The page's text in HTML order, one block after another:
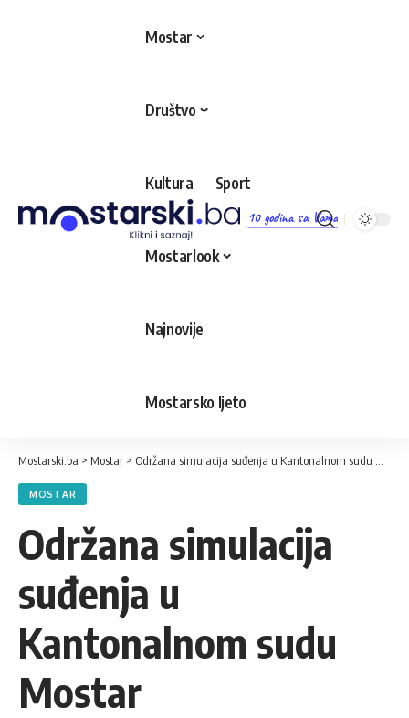
10 godina sa Vama
Mostar
Društvo
Kultura Sport
Mostarlook
Najnovije
Mostarsko ljeto
Mostarski.ba > Mostar > Održana simulacija suđenja u Kantonalnom sudu Mostar
MOSTAR
Održana simulacija
suđenja u
Kantonalnom sudu
Mostar